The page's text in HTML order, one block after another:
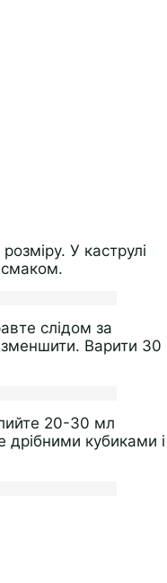
У каструлі
смаком.
слідом за
Варити 30
20-30 мл
дрібними кубиками і